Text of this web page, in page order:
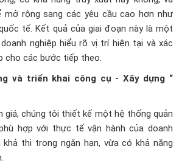
rộng sang các yêu cầu cao hơn như
tế. Kết quả của giai đoạn này là một
nghiệp hiểu rõ vị trí hiện tại và xác
cho các bước tiếp theo.
và triển khai công cụ - Xây dựng “
giá, chúng tôi thiết kế một hệ thống quản
hợp với thực tế vận hành của doanh
thi trong ngắn hạn, vừa có khả năng